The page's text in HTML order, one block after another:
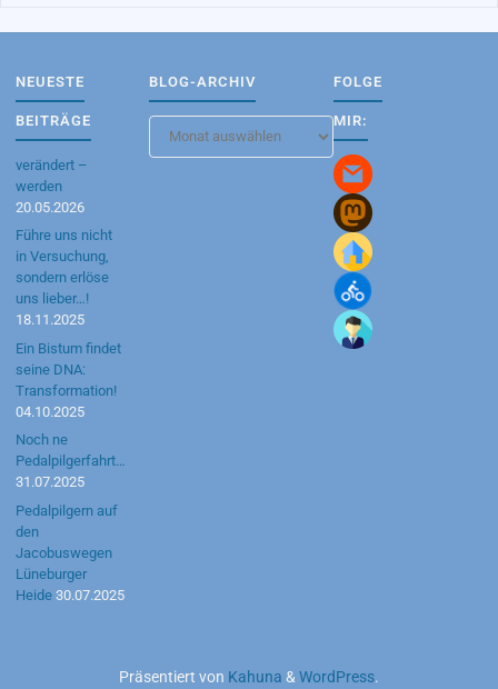
NEUESTE
BEITRÄGE
verändert –
werden
20.05.2026
Führe uns nicht
in Versuchung,
sondern erlöse
uns lieber…!
18.11.2025
Ein Bistum findet
seine DNA:
Transformation!
04.10.2025
Noch ne
Pedalpilgerfahrt…
31.07.2025
Pedalpilgern auf
den
Jacobuswegen
Lüneburger
Heide 30.07.2025
BLOG-ARCHIV
Blog-
Archiv
FOLGE
MIR:
Präsentiert von Kahuna &WordPress.